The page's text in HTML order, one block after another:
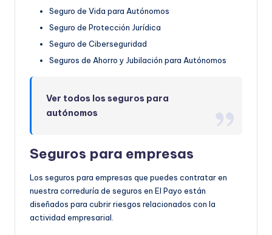
Seguro de Vida para Autónomos
Seguro de Protección Jurídica
Seguro de Ciberseguridad
Seguros de Ahorro y Jubilación para Autónomos
Ver todos los seguros para
autónomos
Seguros para empresas
Los seguros para empresas que puedes contratar en
nuestra correduría de seguros en El Payo están
diseñados para cubrir riesgos relacionados con la
actividad empresarial.